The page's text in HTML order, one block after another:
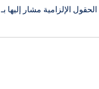
الحقول الإلزامية مشار إليها بـ